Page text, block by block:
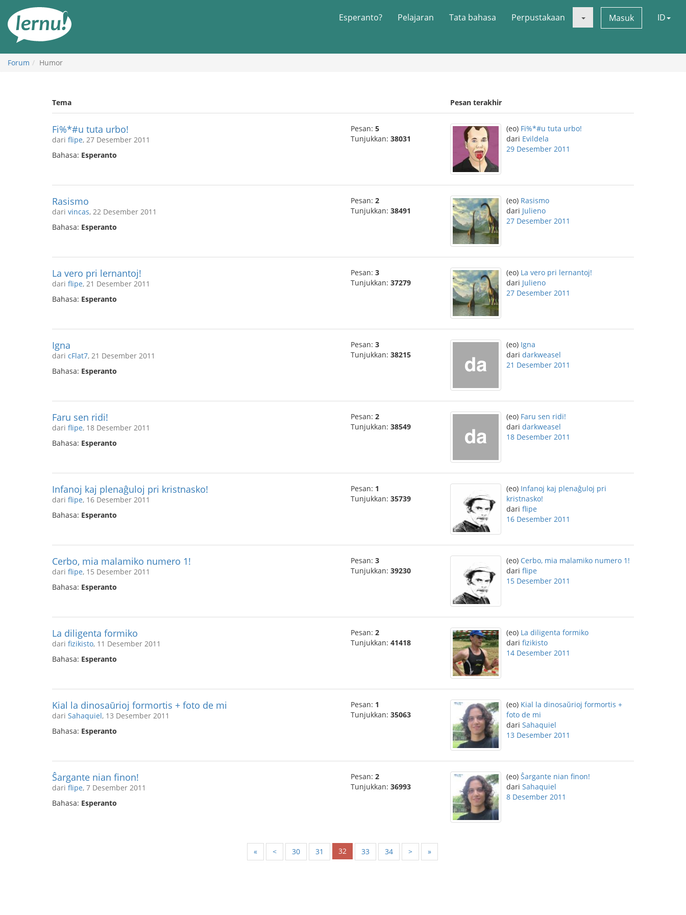
daftar
Esperanto? Pelajaran Tata bahasa Perpustakaan Masuk ID
Forum Humor
Tema Pesan terakhir
Fi%*#u tuta urbo!
dari flipe, 27 Desember 2011
Bahasa: Esperanto
Pesan: 5
Tunjukkan: 38031
(eo) Fi%*#u tuta urbo!
dari Evildela
29 Desember 2011
Rasismo
dari vincas, 22 Desember 2011
Bahasa: Esperanto
Pesan: 2
Tunjukkan: 38491
(eo) Rasismo
dari Julieno
27 Desember 2011
La vero pri lernantoj!
dari flipe, 21 Desember 2011
Bahasa: Esperanto
Pesan: 3
Tunjukkan: 37279
(eo) La vero pri lernantoj!
dari Julieno
27 Desember 2011
Igna
dari cFlat7, 21 Desember 2011
Bahasa: Esperanto
Pesan: 3
Tunjukkan: 38215
(eo) Igna
dari darkweasel
21 Desember 2011
Faru sen ridi!
dari flipe, 18 Desember 2011
Bahasa: Esperanto
Pesan: 2
Tunjukkan: 38549
(eo) Faru sen ridi!
dari darkweasel
18 Desember 2011
Infanoj kaj plenaĝuloj pri kristnasko!
dari flipe, 16 Desember 2011
Bahasa: Esperanto
Pesan: 1
Tunjukkan: 35739
(eo) Infanoj kaj plenaĝuloj pri
kristnasko!
dari flipe
16 Desember 2011
Cerbo, mia malamiko numero 1!
dari flipe, 15 Desember 2011
Bahasa: Esperanto
Pesan: 3
Tunjukkan: 39230
(eo) Cerbo, mia malamiko numero 1!
dari flipe
15 Desember 2011
La diligenta formiko
dari fizikisto, 11 Desember 2011
Bahasa: Esperanto
Pesan: 2
Tunjukkan: 41418
(eo) La diligenta formiko
dari fizikisto
14 Desember 2011
Kial la dinosaŭrioj formortis + foto de mi
dari Sahaquiel, 13 Desember 2011
Bahasa: Esperanto
Pesan: 1
Tunjukkan: 35063
(eo) Kial la dinosaŭrioj formortis +
foto de mi
dari Sahaquiel
13 Desember 2011
Ŝargante nian finon!
dari flipe, 7 Desember 2011
Bahasa: Esperanto
Pesan: 2
Tunjukkan: 36993
(eo) Ŝargante nian finon!
dari Sahaquiel
8 Desember 2011
« < 30 31 32 33 34 > »